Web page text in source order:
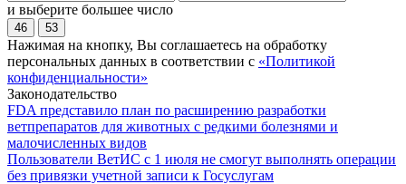
и выберите большее число
46 53
Нажимая на кнопку, Вы соглашаетесь на обработку
персональных данных в соответствии с «Политикой
конфиденциальности»
Законодательство
FDA представило план по расширению разработки
ветпрепаратов для животных с редкими болезнями и
малочисленных видов
Пользователи ВетИС с 1 июля не смогут выполнять операции
без привязки учетной записи к Госуслугам